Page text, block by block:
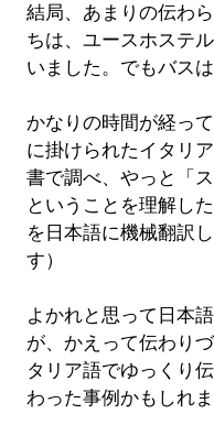
結局、あまりの伝わ
ちは、ユースホステ
いました。でもバス
かなりの時間が経っ
に掛けられたイタリ
書で調べ、やっと「
ということを理解し
を日本語に機械翻訳
す）
よかれと思って日本
が、かえって伝わり
タリア語でゆっくり
わった事例かもしれま